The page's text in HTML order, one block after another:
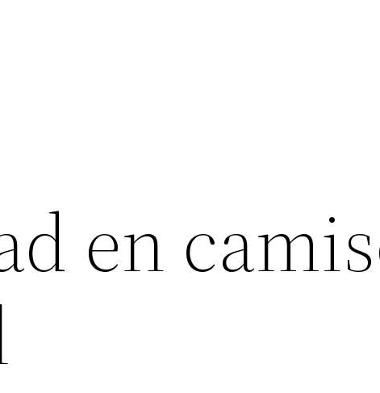
en